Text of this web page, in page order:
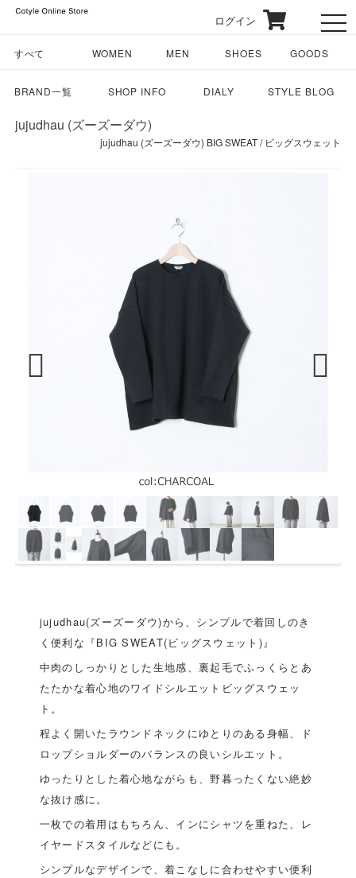
ログイン
すべて WOMEN MEN SHOES GOODS
BRAND一覧 SHOP INFO DIALY STYLE BLOG
jujudhau (ズーズーダウ)
jujudhau (ズーズーダウ) BIG SWEAT / ビッグスウェット
jujudhau(ズーズーダウ)から、シンプルで着回しのき
く便利な『BIG SWEAT(ビッグスウェット)』
中肉のしっかりとした生地感、裏起毛でふっくらとあ
たたかな着心地のワイドシルエットビッグスウェッ
ト。
程よく開いたラウンドネックにゆとりのある身幅、ド
ロップショルダーのバランスの良いシルエット。
ゆったりとした着心地ながらも、野暮ったくない絶妙
な抜け感に。
一枚での着用はもちろん、インにシャツを重ねた、レ
イヤードスタイルなどにも。
シンプルなデザインで、着こなしに合わせやすい便利